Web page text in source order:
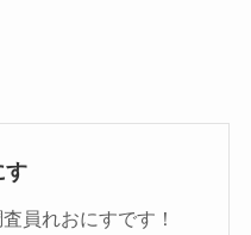
す
員れおにすです！